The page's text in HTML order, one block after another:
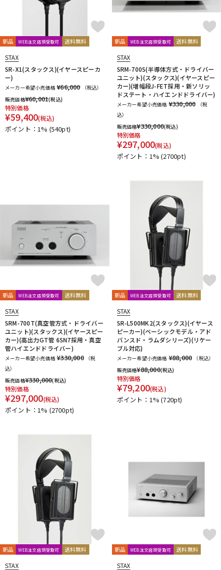
新品 WEB注文店頭受取可 送料無料
STAX
SR-X1(スタックス)(イヤースピーカ
ー)
メーカー希望小売価格 ¥66,000
（税込）
販売価格¥60,001(税込)
特別価格
¥59,400(税込)
ポイント：1% (540pt)
新品 WEB注文店頭受取可 送料無料
STAX
SRM-700S(半導体方式・ドライバー
ユニット)(スタックス)(イヤースピー
カー)(増幅段J-FET採用・新ソリッ
ドステート・ハイエンドドライバー)
メーカー希望小売価格 ¥330,000
（税
込）
販売価格¥330,000(税込)
特別価格
¥297,000(税込)
ポイント：1%(2700pt)
新品 WEB注文店頭受取可 送料無料
STAX
SRM-700T(真空管方式・ドライバー
ユニット)(スタックス)(イヤースピー
カー)(高出力GT管 6SN7採用・真空
管ハイエンドドライバー)
メーカー希望小売価格 ¥330,000
（税
込）
販売価格¥330,000(税込)
特別価格
¥297,000(税込)
ポイント：1% (2700pt)
新品 WEB注文店頭受取可 送料無料
STAX
SR-L500MK2(スタックス)(イヤース
ピーカー)(ベーシックモデル・アド
バンスド・ラムダシリーズ)(リケー
ブル対応)
メーカー希望小売価格 ¥88,000
（税込）
販売価格¥88,000(税込)
特別価格
¥79,200(税込)
ポイント：1%(720pt)
新品 WEB注文店頭受取可 送料無料
STAX
新品 WEB注文店頭受取可 送料無料
STAX